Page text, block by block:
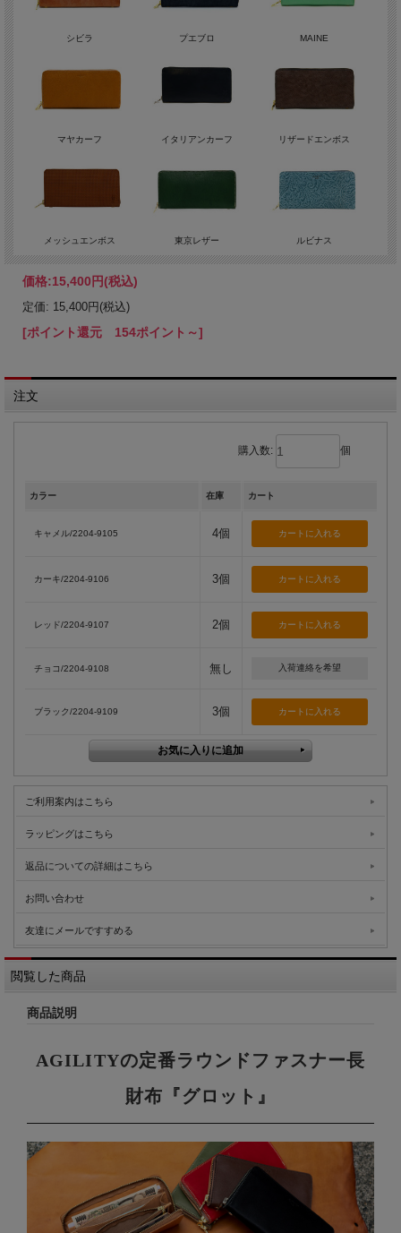
シビラ プエブロ MAINE
マヤカーフ イタリアンカーフ リザードエンボス
メッシュエンボス 東京レザー ルビナス
価格:15,400円(税込)
定価: 15,400円(税込)
[ポイント還元 154ポイント～]
注文
購入数: 個
カラー 在庫 カート
キャメル/2204-9105 4個
カーキ/2204-9106 3個
レッド/2204-9107 2個
チョコ/2204-9108 無し 入荷連絡を希望
ブラック/2204-9109 3個
ご利用案内はこちら
ラッピングはこちら
返品についての詳細はこちら
お問い合わせ
友達にメールですすめる
閲覧した商品
商品説明
AGILITYの定番ラウンドファスナー長
財布『グロット』